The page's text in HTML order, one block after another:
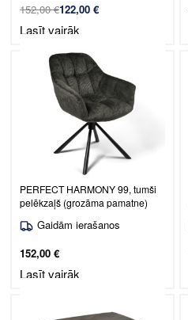
152,00€122,00 €
Lasīt vairāk
Ēdamistabas krēsls Venice /
PERFECT HARMONY 99, tumši
pelēkzaļš (grozāma pamatne)
Gaidām ierašanos
152,00 €
Lasīt vairāk